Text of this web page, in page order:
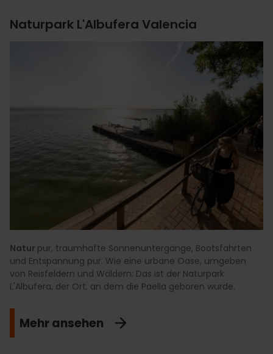
Naturpark L'Albufera Valencia
Natur pur, traumhafte Sonnenuntergänge, Bootsfahrten
und Entspannung pur. Wie eine urbane Oase, umgeben
von Reisfeldern und Wäldern: Das ist der Naturpark
L'Albufera, der Ort, an dem die Paella geboren wurde.
Mehr ansehen